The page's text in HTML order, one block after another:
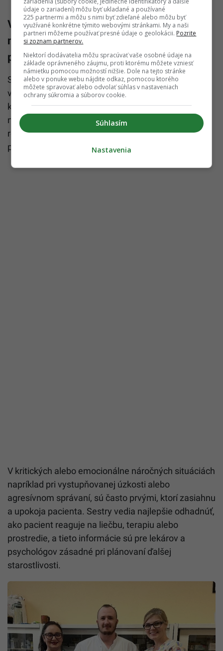
V ktorých situáciách zohrávajú sestry
najdôležitejšiu úlohu v tíme na
psychiatrickej klinike?
Sestry zohrávajú dôležitú úlohu najmä
v
každodennej starostlivosti a bezprostrednom
kontakte s pacientom. Sú pri pacientoch prakticky
neustále, sledujú zmeny ich zdravotného stavu,
reagujú na akútne potreby, podávajú terapiu a
podporujú dodržiavanie liečby.
V kritických alebo emocionálne náročných situáciách
napríklad pri vystupňovanej úzkosti alebo
agresívnom správaní, sú často prvými, ktorí zasiahnu
a upokoja pacienta. Sestry vedia najlepšie odhadnúť,
ako pacient reaguje na liečbu, terapiu alebo
prostredie, a tieto informácie sú pre lekárov a
psychológov zásadné pri plánovaní ďalšej
starostlivosti.
údaje o zariadení) môžu byť ukladané a používané
225 partnermi a môžu s nimi byť zdieľané alebo môžu byť
využívané konkrétne týmito webovými stránkami. My a naši
partneri môžeme používať presné údaje o geolokácii. Pozrite
si zoznam partnerov.
Niektorí dodávatelia môžu spracúvať vaše osobné údaje na
základe oprávneného záujmu, proti ktorému môžete vzniesť
námietku pomocou možností nižšie. Dole na tejto stránke
alebo v ponuke webu nájdite odkaz, pomocou ktorého
môžete spravovať alebo odvolať súhlas v nastaveniach
ochrany súkromia a súborov cookie.
Súhlasím
Nastavenia